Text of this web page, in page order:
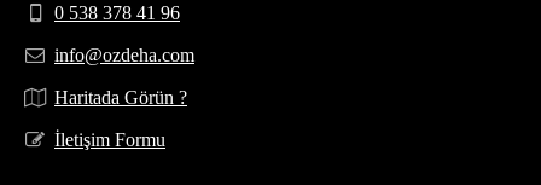
0 538 378 41 96
info@ozdeha.com
Haritada Görün ?
İletişim Formu